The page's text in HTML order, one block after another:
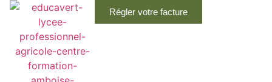
Régler votre facture